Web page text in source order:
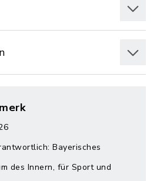
Bayerisches
des Innern, für Sport und